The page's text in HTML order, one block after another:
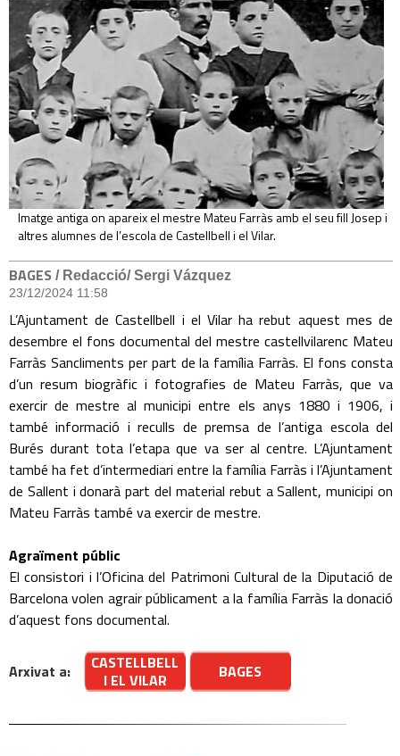
Imatge antiga on apareix el mestre Mateu Farràs amb el seu fill Josep i
altres alumnes de l’escola de Castellbell i el Vilar.
BAGES / Redacció/ Sergi Vázquez
23/12/2024 11:58
L’Ajuntament de Castellbell i el Vilar ha rebut aquest mes de
desembre el fons documental del mestre castellvilarenc Mateu
Farràs Sancliments per part de la família Farràs. El fons consta
d’un resum biogràfic i fotografies de Mateu Farràs, que va
exercir de mestre al municipi entre els anys 1880 i 1906, i
també informació i reculls de premsa de l’antiga escola del
Burés durant tota l’etapa que va ser al centre. L’Ajuntament
també ha fet d’intermediari entre la família Farràs i l’Ajuntament
de Sallent i donarà part del material rebut a Sallent, municipi on
Mateu Farràs també va exercir de mestre.
Agraïment públic
El consistori i l’Oficina del Patrimoni Cultural de la Diputació de
Barcelona volen agrair públicament a la família Farràs la donació
d’aquest fons documental.
Arxivat a:
CASTELLBELL
I EL VILAR
BAGES